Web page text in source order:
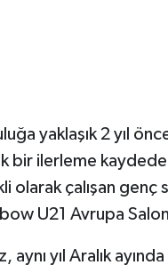
yaklaşık 2 yıl
bir ilerleme
olarak çalışan
U21 Avrupa
aynı yıl Aralık